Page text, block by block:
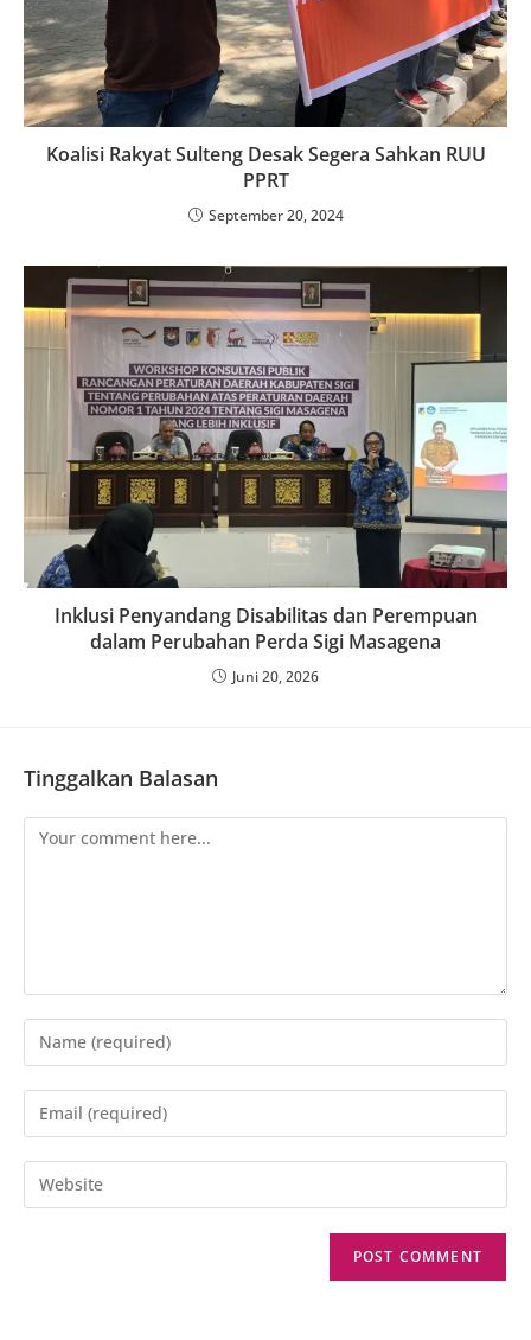
Koalisi Rakyat Sulteng Desak Segera Sahkan RUU
PPRT
September 20, 2024
Inklusi Penyandang Disabilitas dan Perempuan
dalam Perubahan Perda Sigi Masagena
Juni 20, 2026
Tinggalkan Balasan
Comment
Enter
your
name
comment
Enter
your
email
address
Enter
your